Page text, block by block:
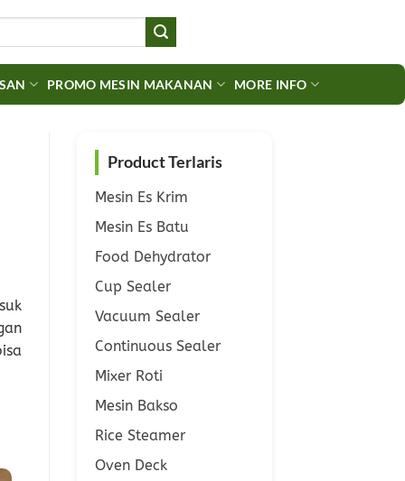
PROMO MESIN MAKANAN MORE INFO
Product Terlaris
Mesin Es Krim
Mesin Es Batu
Food Dehydrator
Cup Sealer
Vacuum Sealer
Continuous Sealer
Mixer Roti
Mesin Bakso
Rice Steamer
Oven Deck